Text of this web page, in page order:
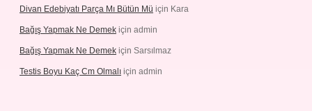
Divan Edebiyatı Parça Mı Bütün Mü için Kara
Bağış Yapmak Ne Demek için admin
Bağış Yapmak Ne Demek için Sarsılmaz
Testis Boyu Kaç Cm Olmalı için admin